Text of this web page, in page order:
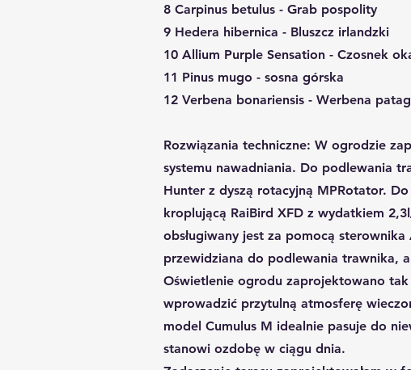
8 Carpinus betulus - Grab pospolity
9 Hedera hibernica - Bluszcz irlandzki
10 Allium Purple Sensation - Czosnek
11 Pinus mugo - sosna górska
12 Verbena bonariensis - Werbena
Rozwiązania techniczne: W ogrodzie
systemu nawadniania. Do podlewania
Hunter z dyszą rotacyjną MPRotator.
kroplującą RaiBird XFD z wydatkiem
obsługiwany jest za pomocą
przewidziana do podlewania trawnika,
Oświetlenie ogrodu zaprojektowano
wprowadzić przytulną atmosferę
model Cumulus M idealnie pasuje do
stanowi ozdobę w ciągu dnia.